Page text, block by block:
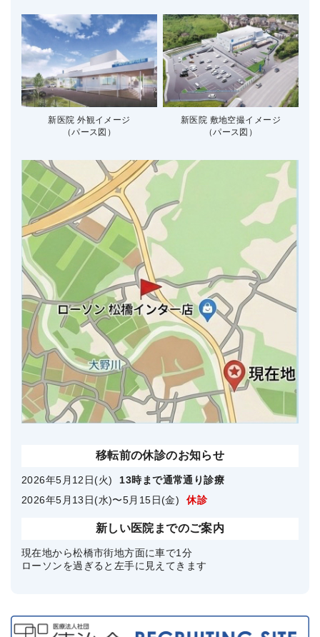
新医院 外観イメージ
（パース図）
新医院 敷地空撮イメージ
（パース図）
移転前の休診のお知らせ
2026年5月12日(火)
13時まで通常通り診療
2026年5月13日(水)〜5月15日(金)
休診
新しい医院までのご案内
現在地から松橋市街地方面に車で1分
ローソンを過ぎると左手に見えてきます